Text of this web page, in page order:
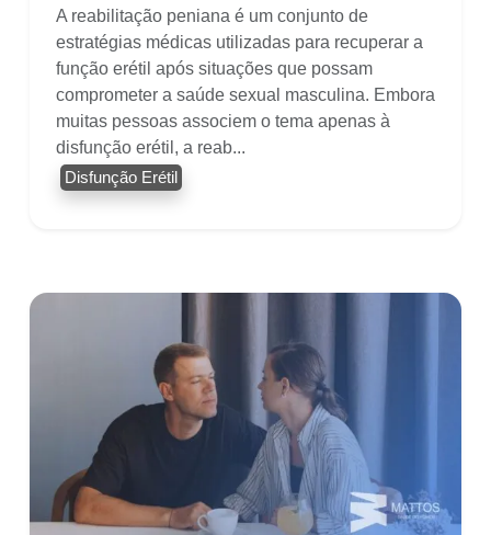
A reabilitação peniana é um conjunto de
estratégias médicas utilizadas para recuperar a
função erétil após situações que possam
comprometer a saúde sexual masculina. Embora
muitas pessoas associem o tema apenas à
disfunção erétil, a reab...
Disfunção Erétil